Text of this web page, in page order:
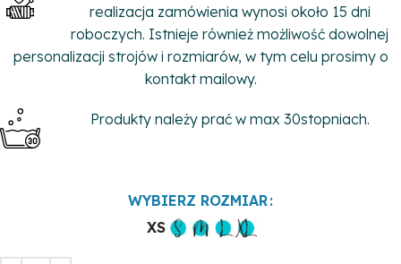
realizacja zamówienia wynosi około 15 dni
roboczych. Istnieje również możliwość dowolnej
personalizacji strojów i rozmiarów, w tym celu prosimy o
kontakt mailowy.
Produkty należy prać w max 30stopniach.
WYBIERZ ROZMIAR
XS